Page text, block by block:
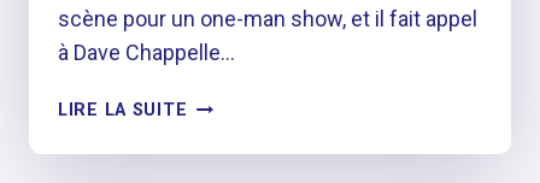
scène pour un one-man show, et il fait appel
à Dave Chappelle…
LIRE LA SUITE FAT
ANNONCE